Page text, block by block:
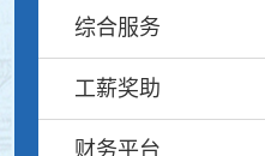
综合服务
工薪奖助
财务平台